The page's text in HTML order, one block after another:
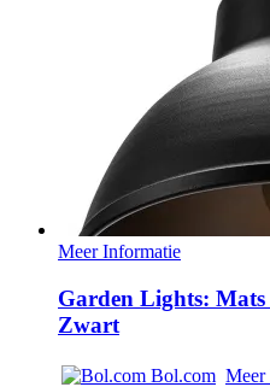
Meer Informatie
Garden Lights:
Zwart
Bol.com Meer